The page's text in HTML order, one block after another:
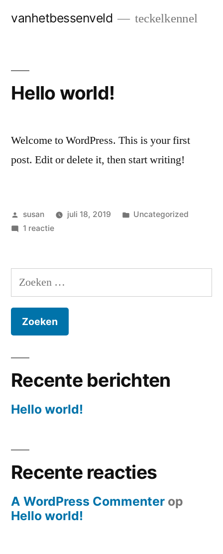
springen
vanhetbessenveld teckelkennel
Hello world!
Welcome to WordPress. This is your first
post. Edit or delete it, then start writing!
Geplaatst
door
susan juli 18, 2019
Geplaatst
Uncategorized
1 reactieop
Zoeken
naar:
Recente berichten
Hello world!
Recente reacties
A WordPress Commenter op
Hello world!